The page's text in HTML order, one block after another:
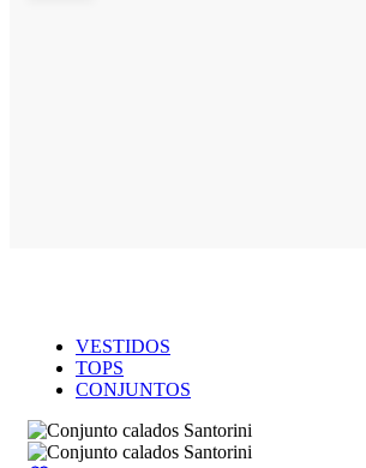
VESTIDOS
TOPS
CONJUNTOS